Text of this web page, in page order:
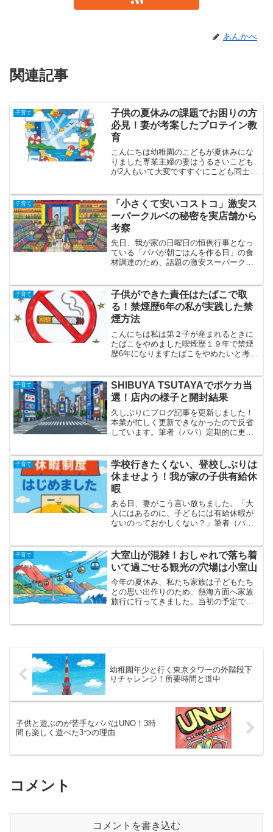
あんかべ
関連記事
子育て
子供の夏休みの課題でお困りの方
必見！妻が考案したプロテイン教
育
こんにちは幼稚園のこどもが夏休みにな
りました専業主婦の妻はうるさいこども
が2人もいて大変ですすぐにこども同士の
考えてこどもたちに夏休みの課題を与え
ていました夏休みの課題...
子育て
「小さくて安いコストコ」激安ス
ーパークルベの秘密を実店舗から
考察
先日、我が家の日曜日の恒例行事となっ
ている「パパが朝ごはんを作る日」の食
材調達のため、話題の激安スーパークル
コも数回しか利用したことがないとい
う、スーパーマーケット初心...
子育て
子供ができた責任はたばこで取
る！禁煙歴6年の私が実践した禁
煙方法
こんにちは私は第２子が産まれるときに
たばこをやめました喫煙歴１９年で禁煙
歴6年になりますたばこをやめたいと考え
の記事では、私の実体験を元に「気合禁
煙法」を紹介します「気...
子育て
SHIBUYA TSUTAYAでポケカ当
選！店内の様子と開封結果
久しぶりにブログ記事を更新しました！
本業が忙しく更新できなかったので反省
しています。筆者（パパ）定期的に更新
家は家族全員でポケモンカードゲーム
（ポケカ）に夢中です。ポ...
子育て
学校行きたくない、登校しぶりは
休ませよう！我が家の子供有給休
暇
ある日、妻がこう言い放ちました。「大
人にはあるのに、子どもには有給休暇が
ないのっておかしくない？」筆者（パ
たな・・・最初は耳を疑いましたが、よ
くよく考えてみると、確かにそ...
子育て
大室山が混雑！おしゃれで落ち着
いて過ごせる観光の穴場は小室山
今年の夏休み、私たち家族は子どもたち
との思い出作りのため、熱海方面へ家族
旅行に行ってきました。当初の予定で
幼稚園年少と行く東京タワーの外階段下
りチャレンジ！所要時間と道中
子供と遊ぶのが苦手なパパはUNO！3時
間も楽しく遊べた3つの理由
コメント
コメントを書き込む